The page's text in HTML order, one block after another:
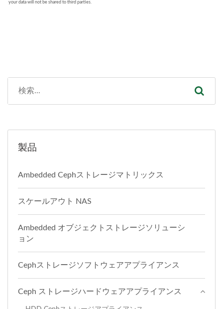
製品
Ambedded Cephストレージマトリックス
スケールアウト NAS
Ambedded オブジェクトストレージソリューシ
ョン
Cephストレージソフトウェアアプライアンス
Ceph ストレージハードウェアアプライアンス